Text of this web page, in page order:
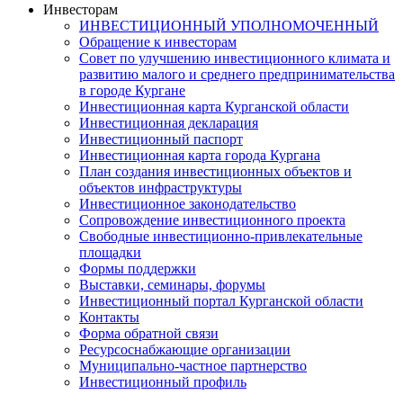
Инвесторам
ИНВЕСТИЦИОННЫЙ УПОЛНОМОЧЕННЫЙ
Обращение к инвесторам
Совет по улучшению инвестиционного климата и
развитию малого и среднего предпринимательства
в городе Кургане
Инвестиционная карта Курганской области
Инвестиционная декларация
Инвестиционный паспорт
Инвестиционная карта города Кургана
План создания инвестиционных объектов и
объектов инфраструктуры
Инвестиционное законодательство
Сопровождение инвестиционного проекта
Свободные инвестиционно-привлекательные
площадки
Формы поддержки
Выставки, семинары, форумы
Инвестиционный портал Курганской области
Контакты
Форма обратной связи
Ресурсоснабжающие организации
Муниципально-частное партнерство
Инвестиционный профиль